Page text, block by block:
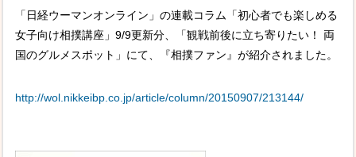
「日経ウーマンオンライン」の連載コラム「初心者でも楽しめる
女子向け相撲講座」9/9更新分、「観戦前後に立ち寄りたい！ 両
国のグルメスポット」にて、『相撲ファン』が紹介されました。
http://wol.nikkeibp.co.jp/article/column/20150907/213144/